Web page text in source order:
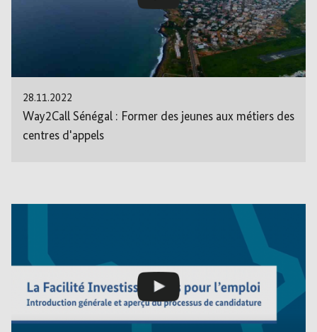
28.11.2022
Way2Call Sénégal : Former des jeunes aux métiers des
centres d'appels